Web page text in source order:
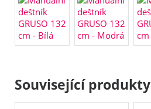
Související produkty